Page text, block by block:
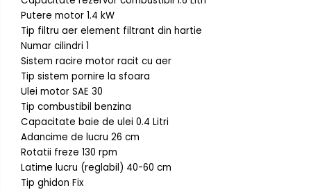
Putere motor 1.4 kW
Tip filtru aer element filtrant din hartie
Numar cilindri 1
Sistem racire motor racit cu aer
Tip sistem pornire la sfoara
Ulei motor SAE 30
Tip combustibil benzina
Capacitate baie de ulei 0.4 Litri
Adancime de lucru 26 cm
Rotatii freze 130 rpm
Latime lucru (reglabil) 40-60 cm
Tip ghidon Fix